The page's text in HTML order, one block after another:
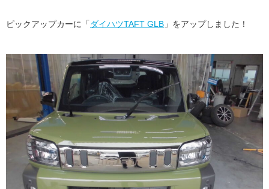
ピックアップカーに「 ダイハツTAFT GLB 」をアップしました！